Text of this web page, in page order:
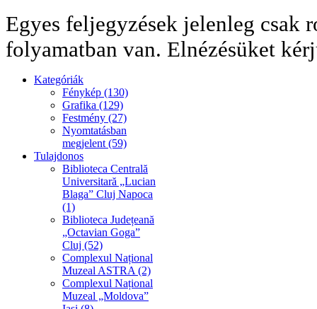
Egyes feljegyzések jelenleg csak
folyamatban van. Elnézésüket
Kategóriák
Fénykép (130)
Grafika (129)
Festmény (27)
Nyomtatásban
megjelent (59)
Tulajdonos
Biblioteca Centrală
Universitară „Lucian
Blaga” Cluj Napoca
(1)
Biblioteca Județeană
„Octavian Goga”
Cluj (52)
Complexul Național
Muzeal ASTRA (2)
Complexul Național
Muzeal „Moldova”